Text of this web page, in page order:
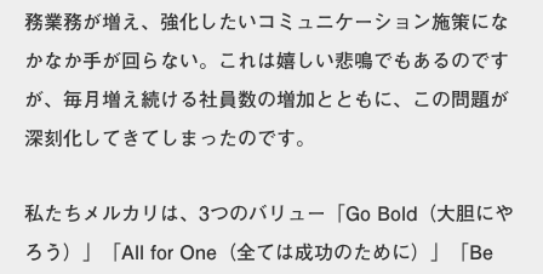
務業務が増え、強化したいコミュニケーション施策にな
かなか手が回らない。これは嬉しい悲鳴でもあるのです
が、毎月増え続ける社員数の増加とともに、この問題が
深刻化してきてしまったのです。
私たちメルカリは、3つのバリュー「Go Bold（大胆にや
ろう）」「All for One（全ては成功のために）」「Be